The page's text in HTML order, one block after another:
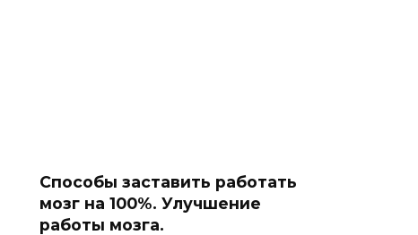
Способы заставить работать
мозг на 100%. Улучшение
работы мозга.